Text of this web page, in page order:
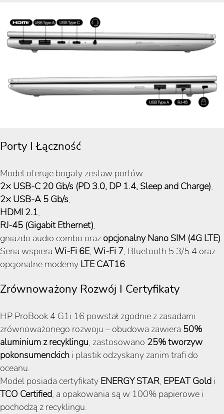
Porty I Łączność
Model oferuje bogaty zestaw portów:
2× USB-C 20 Gb/s (PD 3.0, DP 1.4, Sleep and Charge),
2× USB-A 5 Gb/s,
HDMI 2.1,
RJ-45 (Gigabit Ethernet),
gniazdo audio combo oraz opcjonalny Nano SIM (4G LTE).
Seria wspiera Wi-Fi 6E, Wi-Fi 7, Bluetooth 5.3/5.4 oraz
opcjonalne modemy LTE CAT16.
Zrównoważony Rozwój I Certyfikaty
HP ProBook 4 G1i 16 powstał zgodnie z zasadami
zrównoważonego rozwoju – obudowa zawiera 50%
aluminium z recyklingu, zastosowano 25% tworzyw
pokonsumenckich i plastik odzyskany zanim trafi do
oceanu.
Model posiada certyfikaty ENERGY STAR, EPEAT Gold i
TCO Certified, a opakowania są w 100% papierowe i
pochodzą z recyklingu.